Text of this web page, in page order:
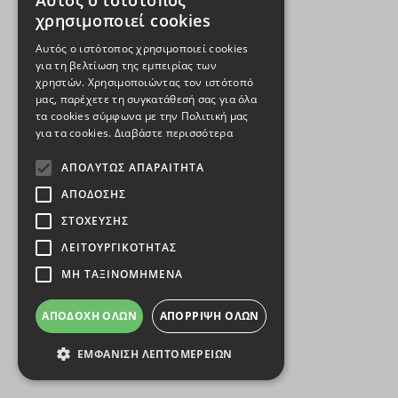
χρησιμοποιεί cookies
Αυτός ο ιστότοπος χρησιμοποιεί cookies
για τη βελτίωση της εμπειρίας των
χρηστών. Χρησιμοποιώντας τον ιστότοπό
μας, παρέχετε τη συγκατάθεσή σας για όλα
τα cookies σύμφωνα με την Πολιτική μας
για τα cookies. Διαβάστε περισσότερα
ΑΠΟΛΎΤΩΣ ΑΠΑΡΑΊΤΗΤΑ
ΑΠΌΔΟΣΗΣ
ΣΤΌΧΕΥΣΗΣ
ΛΕΙΤΟΥΡΓΙΚΌΤΗΤΑΣ
ΜΗ ΤΑΞΙΝΟΜΗΜΈΝΑ
ΑΠΟΔΟΧΉ ΌΛΩΝ ΑΠΌΡΡΙΨΗ ΌΛΩΝ
ΕΜΦΆΝΙΣΗ ΛΕΠΤΟΜΕΡΕΙΏΝ